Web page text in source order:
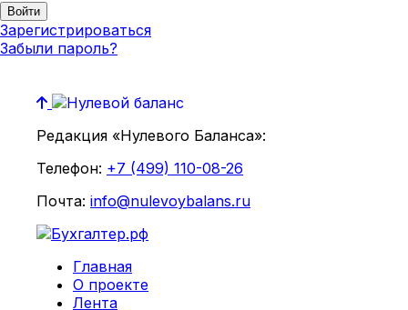
Зарегистрироваться
Забыли пароль?
Редакция «Нулевого Баланса»:
Телефон: +7 (499) 110-08-26
Почта: info@nulevoybalans.ru
Главная
О проекте
Лента